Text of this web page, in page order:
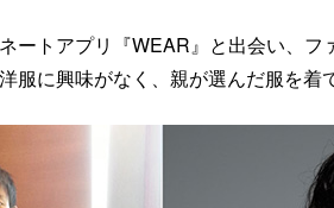
ートアプリ『WEAR』と出会い、フ
服に興味がなく、親が選んだ服を着